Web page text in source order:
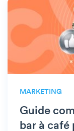
MARKETING
Guide
bar à café